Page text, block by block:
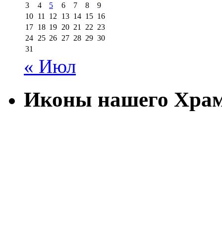
3
4 5 6 7 8
9
10 11 12 13 14 15 16
17 18 19 20 21 22 23
24 25 26 27 28 29 30
31
« Июл
Иконы нашего